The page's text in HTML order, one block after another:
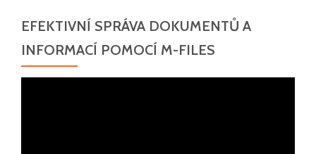
EFEKTIVNÍ SPRÁVA DOKUMENTŮ A
INFORMACÍ POMOCÍ M-FILES